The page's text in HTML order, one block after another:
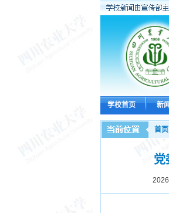
学校首页 新
首页
党